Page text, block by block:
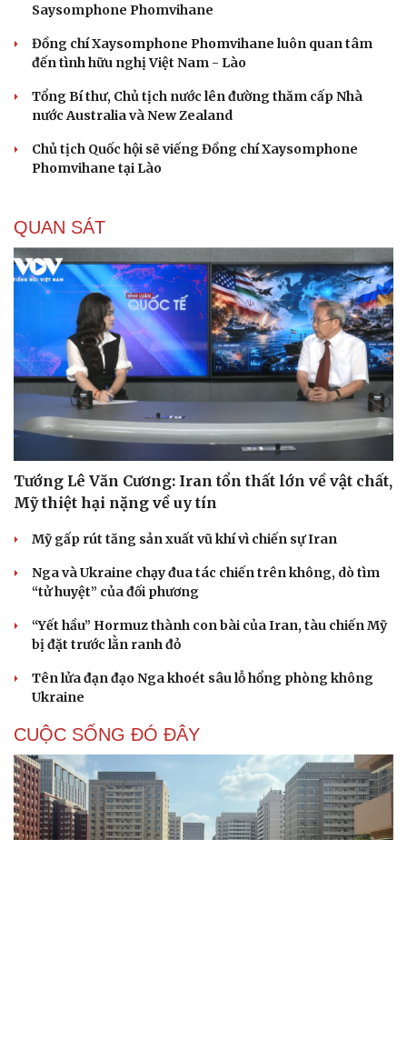
Saysomphone Phomvihane
Đồng chí Xaysomphone Phomvihane luôn quan tâm
đến tình hữu nghị Việt Nam - Lào
Tổng Bí thư, Chủ tịch nước lên đường thăm cấp Nhà
nước Australia và New Zealand
Chủ tịch Quốc hội sẽ viếng Đồng chí Xaysomphone
Phomvihane tại Lào
QUAN SÁT
Tướng Lê Văn Cương: Iran tổn thất lớn về vật chất,
Mỹ thiệt hại nặng về uy tín
Mỹ gấp rút tăng sản xuất vũ khí vì chiến sự Iran
Nga và Ukraine chạy đua tác chiến trên không, dò tìm
“tử huyệt” của đối phương
“Yết hầu” Hormuz thành con bài của Iran, tàu chiến Mỹ
bị đặt trước lằn ranh đỏ
Tên lửa đạn đạo Nga khoét sâu lỗ hổng phòng không
Ukraine
CUỘC SỐNG ĐÓ ĐÂY